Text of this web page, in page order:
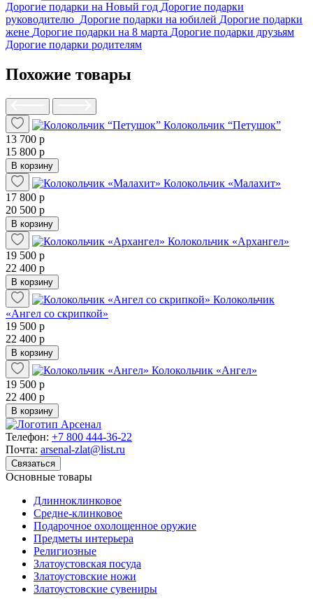
Дорогие подарки на Новый год Дорогие подарки
руководителю Дорогие подарки на юбилей Дорогие подарки
жене Дорогие подарки на 8 марта Дорогие подарки друзьям
Дорогие подарки родителям
Похожие товары
Колокольчик “Петушок”
13 700 р
15 800 р
В корзину
Колокольчик «Малахит»
17 800 р
20 500 р
В корзину
Колокольчик «Архангел»
19 500 р
22 400 р
В корзину
Колокольчик
«Ангел со скрипкой»
19 500 р
22 400 р
В корзину
Колокольчик «Ангел»
19 500 р
22 400 р
В корзину
Телефон: +7 800 444-36-22
Почта: arsenal-zlat@list.ru
Связаться
Основные товары
Длинноклинковое
Средне-клинковое
Подарочное охолощенное оружие
Предметы интерьера
Религиозные
Златоустовская посуда
Златоустовские ножи
Златоустовские сувениры